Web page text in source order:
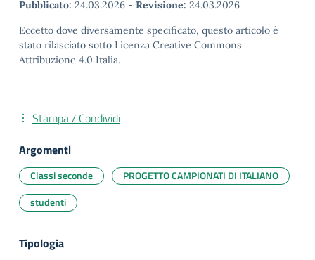
Pubblicato: 24.03.2026 - Revisione: 24.03.2026
Eccetto dove diversamente specificato, questo articolo è
stato rilasciato sotto Licenza Creative Commons
Attribuzione 4.0 Italia.
Stampa / Condividi
Argomenti
Classi seconde
PROGETTO CAMPIONATI DI ITALIANO
studenti
Tipologia